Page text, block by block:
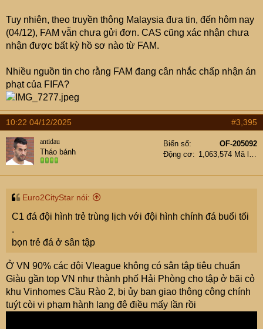
Tuy nhiên, theo truyền thông Malaysia đưa tin, đến hôm nay
(04/12), FAM vẫn chưa gửi đơn. CAS cũng xác nhận chưa
nhận được bất kỳ hồ sơ nào từ FAM.
Nhiều nguồn tin cho rằng FAM đang cân nhắc chấp nhận án
phạt của FIFA?
10:22 04/12/2025 #3,395
antidau
Tháo bánh
Biển số
OF-205092
Động cơ
1,063,574 Mã lực
Euro2CityStar nói:
C1 đá đội hình trẻ trùng lịch với đội hình chính đá buổi tối
.
bọn trẻ đá ở sân tập
Ở VN 90% các đội Vleague không có sân tập tiêu chuẩn
Giàu gần top VN như thành phố Hải Phòng cho tập ở bãi cỏ
khu Vinhomes Cầu Rào 2, bị ủy ban giao thông công chính
tuýt còi vi phạm hành lang đê điều mấy lần rồi